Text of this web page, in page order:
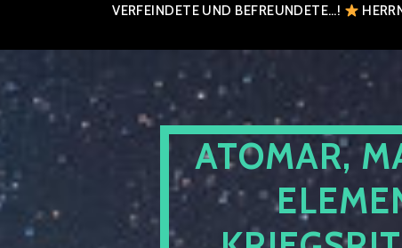
VERFEINDETE UND BEFREUNDETE…!
ATOMAR,